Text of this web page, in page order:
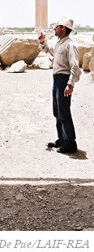
Pue/LAIF-REA